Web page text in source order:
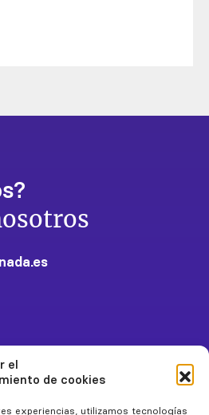
el
de cookies
experiencias, utilizamos tecnologías